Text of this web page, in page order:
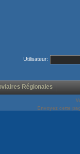
Utilisateur:
Régionales
Envoyez cette